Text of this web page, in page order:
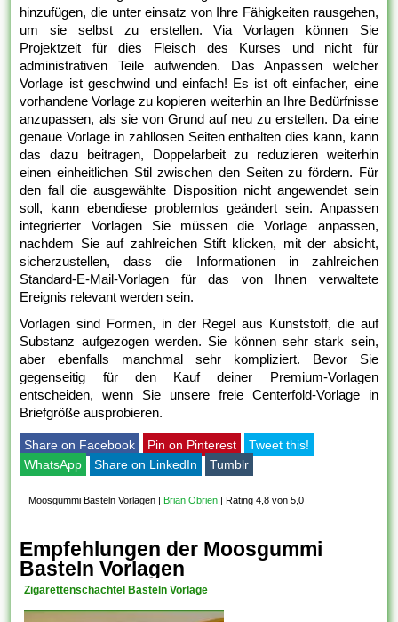
hinzufügen, die unter einsatz von Ihre Fähigkeiten rausgehen,
um sie selbst zu erstellen. Via Vorlagen können Sie
Projektzeit für dies Fleisch des Kurses und nicht für
administrativen Teile aufwenden. Das Anpassen welcher
Vorlage ist geschwind und einfach! Es ist oft einfacher, eine
vorhandene Vorlage zu kopieren weiterhin an Ihre Bedürfnisse
anzupassen, als sie von Grund auf neu zu erstellen. Da eine
genaue Vorlage in zahllosen Seiten enthalten dies kann, kann
das dazu beitragen, Doppelarbeit zu reduzieren weiterhin
einen einheitlichen Stil zwischen den Seiten zu fördern. Für
den fall die ausgewählte Disposition nicht angewendet sein
soll, kann ebendiese problemlos geändert sein. Anpassen
integrierter Vorlagen Sie müssen die Vorlage anpassen,
nachdem Sie auf zahlreichen Stift klicken, mit der absicht,
sicherzustellen, dass die Informationen in zahlreichen
Standard-E-Mail-Vorlagen für das von Ihnen verwaltete
Ereignis relevant werden sein.
Vorlagen sind Formen, in der Regel aus Kunststoff, die auf
Substanz aufgezogen werden. Sie können sehr stark sein,
aber ebenfalls manchmal sehr kompliziert. Bevor Sie
gegenseitig für den Kauf deiner Premium-Vorlagen
entscheiden, wenn Sie unsere freie Centerfold-Vorlage in
Briefgröße ausprobieren.
Share on Facebook Pin on Pinterest
Tweet this!
WhatsApp
Share on LinkedIn Tumblr
Moosgummi Basteln Vorlagen Brian Obrien Rating 4,8 von 5,0
Empfehlungen der Moosgummi
Basteln Vorlagen
Zigarettenschachtel Basteln Vorlage